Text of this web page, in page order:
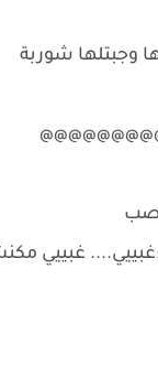
وجبتلها شوربة
غبييي